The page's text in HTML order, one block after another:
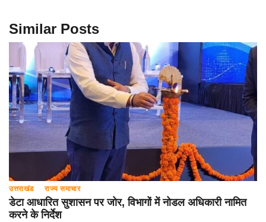
Similar Posts
उत्तराखंड राज्य समाचार
डेटा आधारित सुशासन पर जोर, विभागों में नोडल अधिकारी नामित
करने के निर्देश